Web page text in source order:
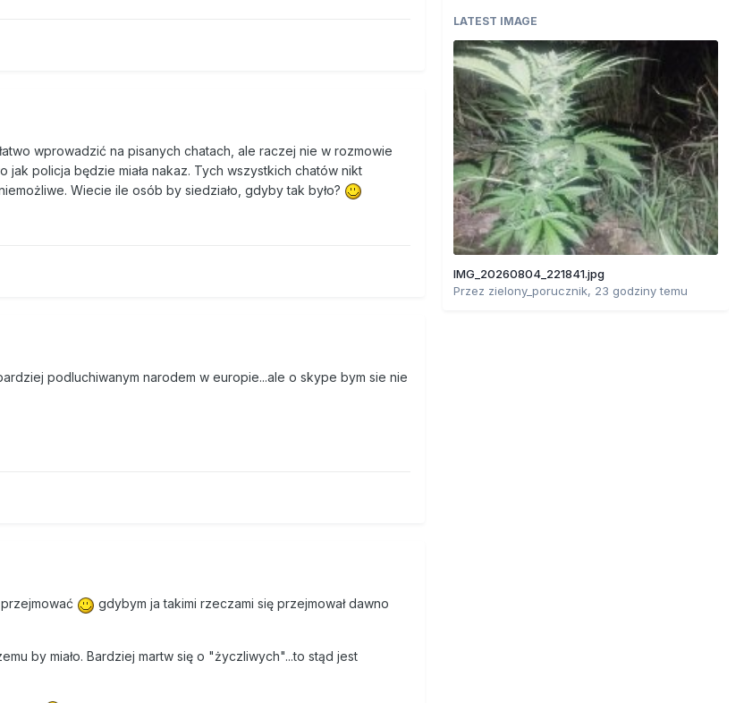
wprowadzić na pisanych chatach, ale raczej nie w rozmowie
policja będzie miała nakaz. Tych wszystkich chatów nikt
Wiecie ile osób by siedziało, gdyby tak było?
podluchiwanym narodem w europie...ale o skype bym sie nie
gdybym ja takimi rzeczami się przejmował dawno
by miało. Bardziej martw się o "życzliwych"...to stąd jest
LATEST IMAGE
IMG_20260804_221841.jpg
Przez zielony_porucznik, 23 godziny temu